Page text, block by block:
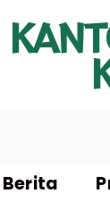
Berita